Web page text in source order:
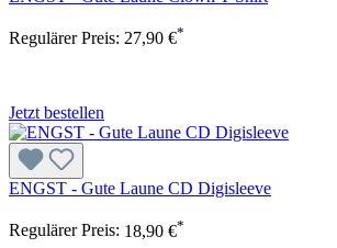
Regulärer Preis: 27,90 €*
Jetzt bestellen
ENGST - Gute Laune CD Digisleeve
Regulärer Preis: 18,90 €*